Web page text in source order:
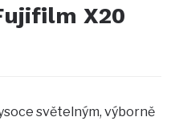
X20
světelným, výborně